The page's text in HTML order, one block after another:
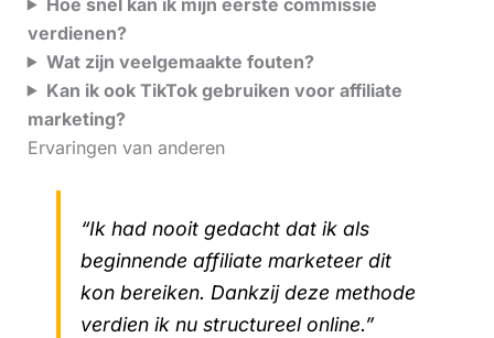
verdienen?
Wat zijn veelgemaakte fouten?
Kan ik ook TikTok gebruiken voor affiliate
marketing?
Ervaringen van anderen
“Ik had nooit gedacht dat ik als
beginnende affiliate marketeer dit
kon bereiken. Dankzij deze methode
verdien ik nu structureel online.”